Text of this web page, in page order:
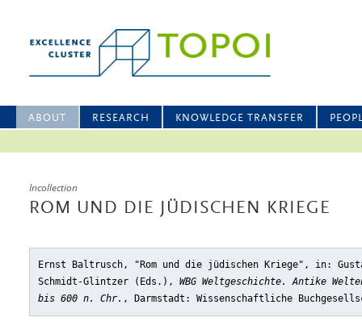
ABOUT RESEARCH KNOWLEDGE TRANSFER
Incollection
ROM UND DIE JÜDISCHEN KRIEGE
Ernst Baltrusch, "Rom und die jüdischen Kriege" , in:
Schmidt-Glintzer (Eds.), WBG Weltgeschichte. Antike
bis 600 n. Chr. , Darmstadt: Wissenschaftliche